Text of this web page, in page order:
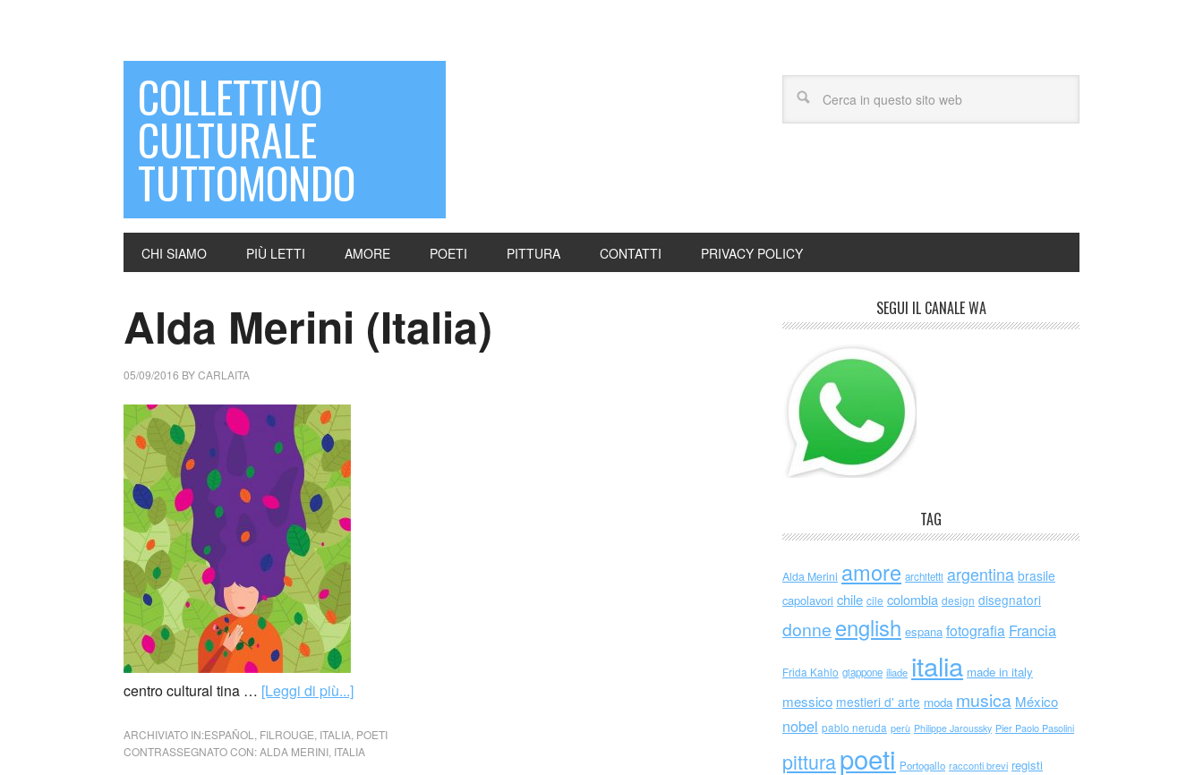
COLLETTIVO
CULTURALE
TUTTOMONDO
CHI SIAMO PIÙ LETTI AMORE POETI PITTURA CONTATTI PRIVACY POLICY
Alda Merini (Italia)
05/09/2016 BYCARLAITA
centro cultural tina … [Leggi di più...]
ARCHIVIATO IN:ESPAÑOL FILROUGE ITALIA POETI
CONTRASSEGNATO CON:ALDA MERINI ITALIA
SEGUI IL CANALE WA
TAG
Alda Merini amore architetti argentina brasile
capolavori chile cile colombia design disegnatori
donne english espana fotografia Francia
Frida Kahlo giappone iliade italia made in italy
messico mestieri d' arte moda musica México
nobel pablo neruda perù Philippe Jaroussky Pier Paolo Pasolini
pitturapoeti Portogallo racconti brevi registi